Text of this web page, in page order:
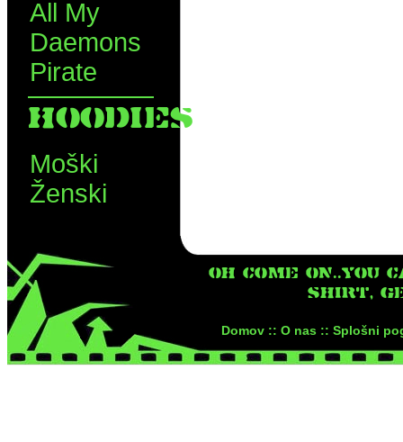
All My
Daemons
Pirate
HOODIES
Moški
Ženski
OH COME ON..YOU
SHIRT,
Domov :: O nas :: Splošni